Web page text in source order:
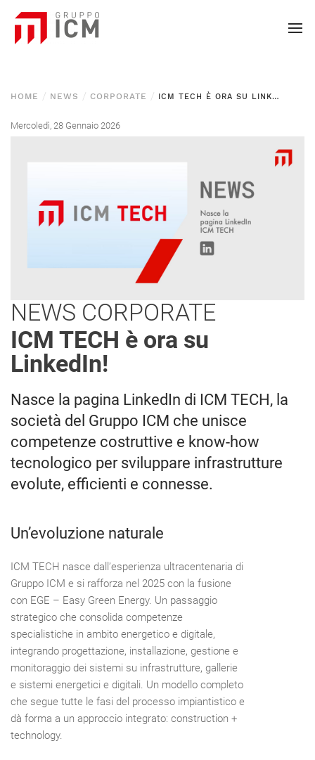
HOME NEWS CORPORATE ICM TECH È ORA SU LINKEDIN!
Mercoledì, 28 Gennaio 2026
NEWS CORPORATE
ICM TECH è ora su
LinkedIn!
Nasce la pagina LinkedIn di ICM TECH, la
società del Gruppo ICM che unisce
competenze costruttive e know-how
tecnologico per sviluppare infrastrutture
evolute, efficienti e connesse.
Un’evoluzione naturale
ICM TECH nasce dall’esperienza ultracentenaria di
Gruppo ICM e si rafforza nel 2025 con la fusione
con EGE – Easy Green Energy. Un passaggio
strategico che consolida competenze
specialistiche in ambito energetico e digitale,
integrando progettazione, installazione, gestione e
monitoraggio dei sistemi su infrastrutture, gallerie
e sistemi energetici e digitali. Un modello completo
che segue tutte le fasi del processo impiantistico e
dà forma a un approccio integrato: construction +
technology.